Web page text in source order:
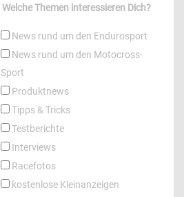
Welche Themen interessieren Dich?
News rund um den Endurosport
News rund um den Motocross-
Sport
Produktnews
Tipps & Tricks
Testberichte
Interviews
Racefotos
kostenlose Kleinanzeigen